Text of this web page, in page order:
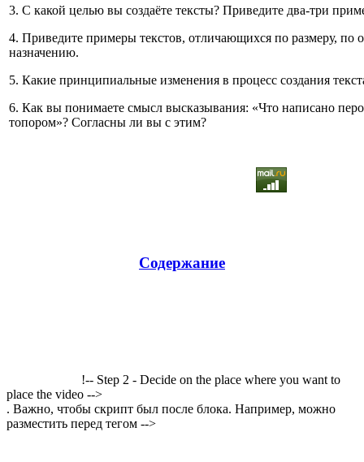
3. С какой целью вы создаёте тексты? Приведите два-три
4. Приведите примеры текстов, отличающихся по размеру, по
назначению.
5. Какие принципиальные изменения в процесс создания
6. Как вы понимаете смысл высказывания: «Что написано
топором»? Согласны ли вы с этим?
Содержание
!-- Step 2 - Decide on the place where you want to
place the video -->
. Важно, чтобы скрипт был после блока. Например, можно
разместить перед тегом -->